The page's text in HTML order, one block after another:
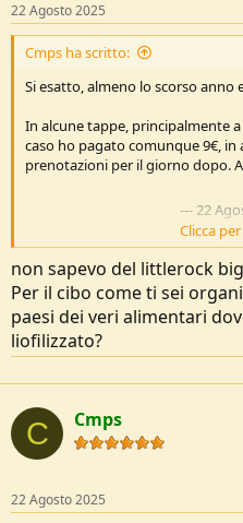
c
u
s
s
o
n
e
o
22 Agosto 2025
Cmps ha scritto:
Si esatto, almeno lo scorso anno
In alcune tappe, principalmente
caso ho pagato comunque 9€,
prenotazioni per il giorno dopo.
--- 22
Io ho usato senza problemi una
dove era impossibile picchettare,
rock.
Clicca
non sapevo del littlerock
Per il cibo come ti sei
paesi dei veri alimentari
liofilizzato?
C Cmps
22 Agosto 2025